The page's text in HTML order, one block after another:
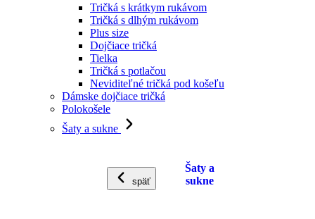
Tričká s krátkym rukávom
Tričká s dlhým rukávom
Plus size
Dojčiace tričká
Tielka
Tričká s potlačou
Neviditeľné tričká pod košeľu
Dámske dojčiace tričká
Polokošele
Šaty a sukne
späť
Šaty a
sukne